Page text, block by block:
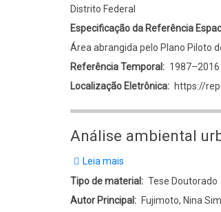
Distrito Federal
Especificação da Referência
Área abrangida pelo Plano Piloto
Referência Temporal
1987–2016
Localização Eletrônica
https://
Análise ambiental
Leia mais
Análise
ambiental
Tipo de material
Tese Doutorado
Autor Principal
Fujimoto, Nina